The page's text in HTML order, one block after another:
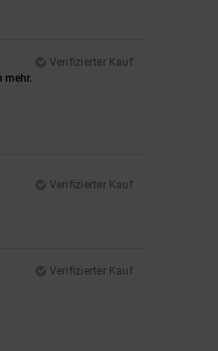
Verifizierter Kauf
mehr.
Verifizierter Kauf
Verifizierter Kauf